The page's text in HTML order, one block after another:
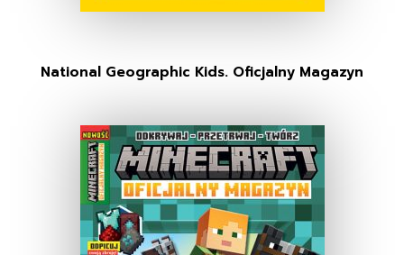
National Geographic Kids. Oficjalny Magazyn